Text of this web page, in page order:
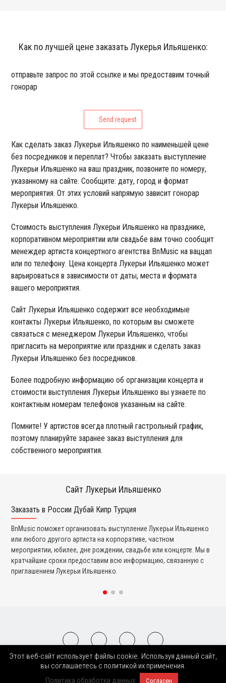
Как по лучшей цене заказать Лукерья Ильяшенко:
отправьте запрос по этой ссылке и мы предоставим точный
гонорар
Send request
Как сделать заказ Лукерьи Ильяшенко по наименьшей цене
без посредников и переплат? Чтобы заказать выступление
Лукерьи Ильяшенко на ваш праздник, позвоните по номеру,
указанному на сайте. Сообщите: дату, город и формат
мероприятия. От этих условий напрямую зависит гонорар
Лукерьи Ильяшенко.
Стоимость выступления Лукерьи Ильяшенко на празднике,
корпоративном мероприятии или свадьбе вам точно сообщит
менеждер артиста концертного агентства BnMusic на ваццап
или по телефону. Цена концерта Лукерьи Ильяшенко может
варьироваться в зависимости от даты, места и формата
вашего мероприятия.
Сайт Лукерьи Ильяшенко содержит все необходимые
контакты Лукерьи Ильяшенко, по которым вы сможете
связаться с менеджером Лукерьи Ильяшенко, чтобы
пригласить на мероприятие или праздник и сделать заказ
Лукерьи Ильяшенко без посредников.
Более подробную информацию об организации концерта и
стоимости выступления Лукерьи Ильяшенко вы узнаете по
контактным номерам телефонов указанным на сайте.
Помните! У артистов всегда плотный гастрольный график,
поэтому планируйте заранее заказ выступления для
собственного мероприятия.
Сайт Лукерьи Ильяшенко
Заказать в России Дубай Кипр Турция
BnMusic поможет организовать выступление Лукерьи Ильяшенко
или любого другого артиста на корпоративе, частном
мероприятии, юбилее, дне рождении, свадьбе или концерте. Мы в
кратчайшие сроки предоставим всю информацию, связанную с
приглашением Лукерьи Ильяшенко.
2008-2026 © BnMusic All Right Reserved
Этот веб-сайт использует файлы cookie. Используя данный сайт,
вы соглашаетесь с политикой их применения.
Политика обработки данных
Согласен